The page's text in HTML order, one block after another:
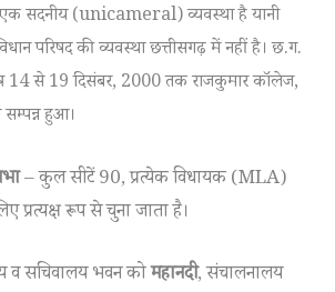
सदनीय (unicameral) व्यवस्था है यानी
परिषद की व्यवस्था छत्तीसगढ़ में नहीं है। छ.ग.
14 से 19 दिसंबर, 2000 तक राजकुमार कॉलेज,
हुआ।
– कुल सीटें 90, प्रत्येक विधायक (MLA)
प्रत्यक्ष रूप से चुना जाता है।
व सचिवालय भवन कोमहानदी, संचालनालय